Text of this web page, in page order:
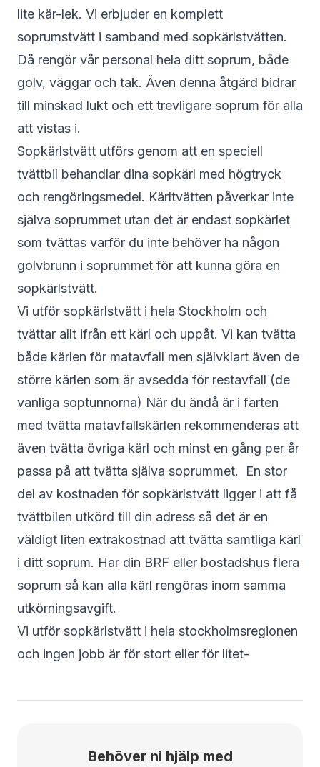
lite kär-lek. Vi erbjuder en komplett
soprumstvätt i samband med sopkärlstvätten.
Då rengör vår personal hela ditt soprum, både
golv, väggar och tak. Även denna åtgärd bidrar
till minskad lukt och ett trevligare soprum för alla
att vistas i.
Sopkärlstvätt utförs genom att en speciell
tvättbil behandlar dina sopkärl med högtryck
och rengöringsmedel. Kärltvätten påverkar inte
själva soprummet utan det är endast sopkärlet
som tvättas varför du inte behöver ha någon
golvbrunn i soprummet för att kunna göra en
sopkärlstvätt.
Vi utför sopkärlstvätt i hela Stockholm och
tvättar allt ifrån ett kärl och uppåt. Vi kan tvätta
både kärlen för matavfall men självklart även de
större kärlen som är avsedda för restavfall (de
vanliga soptunnorna) När du ändå är i farten
med tvätta matavfallskärlen rekommenderas att
även tvätta övriga kärl och minst en gång per år
passa på att tvätta själva soprummet. En stor
del av kostnaden för sopkärlstvätt ligger i att få
tvättbilen utkörd till din adress så det är en
väldigt liten extrakostnad att tvätta samtliga kärl
i ditt soprum. Har din BRF eller bostadshus flera
soprum så kan alla kärl rengöras inom samma
utkörningsavgift.
Vi utför sopkärlstvätt i hela stockholmsregionen
och ingen jobb är för stort eller för litet-
Behöver ni hjälp med